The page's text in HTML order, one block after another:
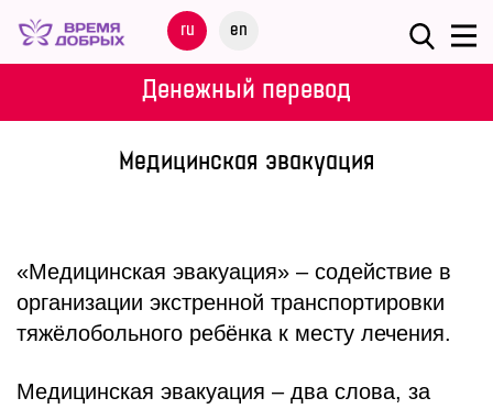
ru en
Меню
ПРОГРАММЫ
ПАРТНЕРАМ
МЕРОПРИЯТИЯ
Денежный перевод
Медицинская эвакуация
«Медицинская эвакуация» – содействие в
организации экстренной транспортировки
тяжёлобольного ребёнка к месту лечения.
Медицинская эвакуация – два слова, за